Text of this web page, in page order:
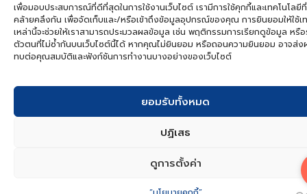
เพื่อมอบประสบการณ์ที่ดีที่สุดในการใช้งานเว็บไซต์ เรามีการใช้คุกกี้และเทคโนโลยีที่
คล้ายคลึงกัน เพื่อจัดเก็บและ/หรือเข้าถึงข้อมูลอุปกรณ์ของคุณ การยินยอมให้ใช้เ
เหล่านี้จะช่วยให้เราสามารถประมวลผลข้อมูล เช่น พฤติกรรมการเรียกดูข้อมูล หรื
ตัวตนที่ไม่ซ้ำกันบนเว็บไซต์นี้ได้ หากคุณไม่ยินยอม หรือถอนความยินยอม อาจส่ง
ทบต่อคุณสมบัติและฟังก์ชันการทำงานบางอย่างของเว็บไซต์
ยอมรับทั้งหมด
ปฏิเสธ
ดูการตั้งค่า